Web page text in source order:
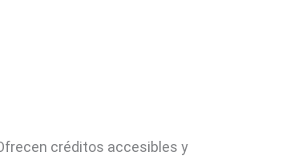
créditos accesibles y